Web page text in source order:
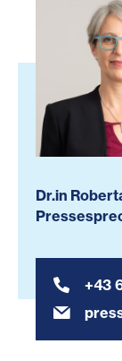
Dr.in
+43